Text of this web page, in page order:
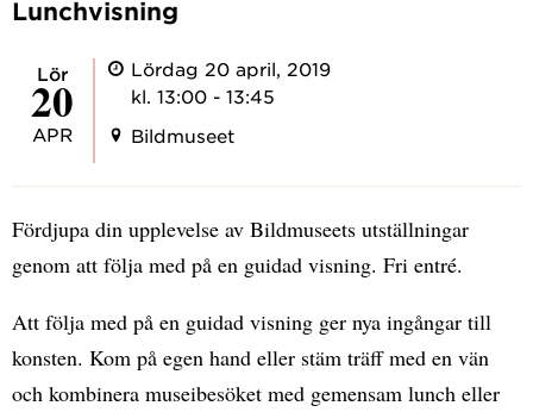
Lunchvisning
lör
20
APR
Lördag 20 april, 2019
kl. 13:00 - 13:45
Bildmuseet
Fördjupa din upplevelse av Bildmuseets utställningar
genom att följa med på en guidad visning. Fri entré.
Att följa med på en guidad visning ger nya ingångar till
konsten. Kom på egen hand eller stäm träff med en vän
och kombinera museibesöket med gemensam lunch eller